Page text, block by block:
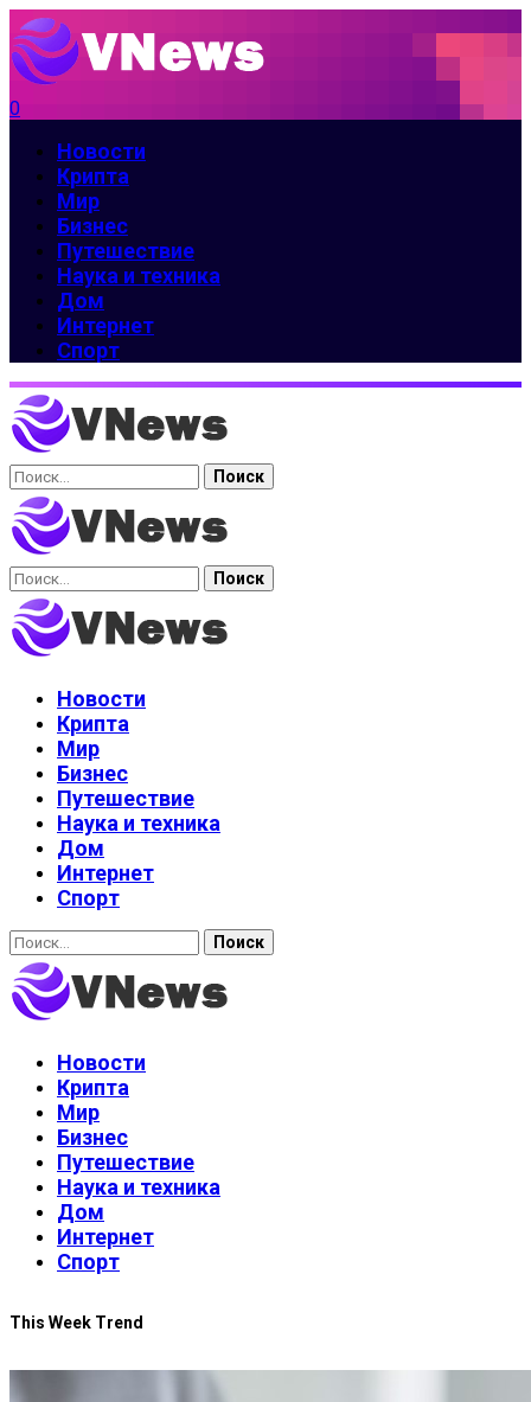
0
Новости
Крипта
Мир
Бизнес
Путешествие
Наука и техника
Дом
Интернет
Спорт
Найти:
Найти:
Новости
Крипта
Мир
Бизнес
Путешествие
Наука и техника
Дом
Интернет
Спорт
Найти:
Новости
Крипта
Мир
Бизнес
Путешествие
Наука и техника
Дом
Интернет
Спорт
This Week Trend